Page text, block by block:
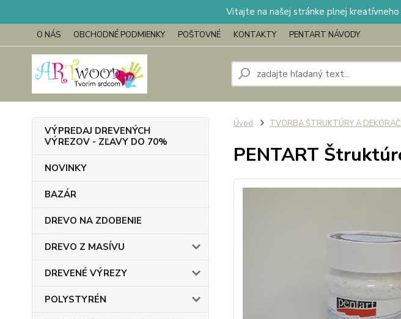
Vitajte na našej stránke plnej
O NÁS OBCHODNÉ PODMIENKY POŠTOVNÉ KONTAKTY PENTART NÁVODY
VÝPREDAJ DREVENÝCH
VÝREZOV - ZĽAVY DO 70%
NOVINKY
BAZÁR
DREVO NA ZDOBENIE
DREVO Z MASÍVU
DREVENÉ VÝREZY
POLYSTYRÉN
Úvod TVORBA ŠTRUKTÚRY A
PENTART